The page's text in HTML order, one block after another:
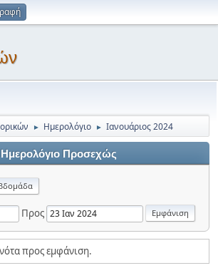
► Ημερολόγιο ► Ιανουάριος 2024
Ημερολόγιο Προσεχώς
Προς
προς εμφάνιση.